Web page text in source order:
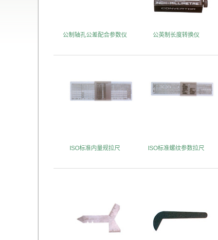
公制轴孔公差配合参数仪 公英制长度转换仪
ISO标准内量规拉尺 ISO标准螺纹参数拉尺